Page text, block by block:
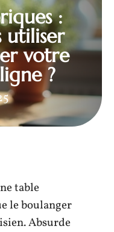
:
utiliser
votre
?
table
le boulanger
Absurde